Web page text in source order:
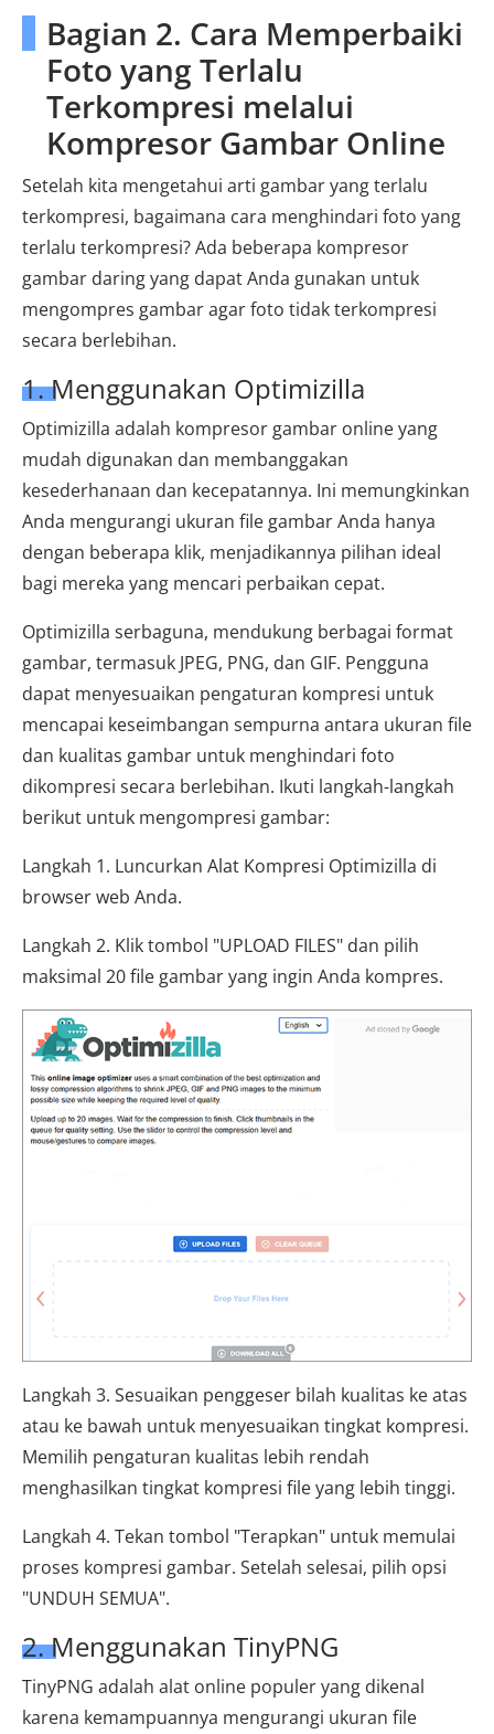
Bagian 2. Cara Memperbaiki
Foto yang Terlalu
Terkompresi melalui
Kompresor Gambar Online
Setelah kita mengetahui arti gambar yang terlalu
terkompresi, bagaimana cara menghindari foto yang
terlalu terkompresi? Ada beberapa kompresor
gambar daring yang dapat Anda gunakan untuk
mengompres gambar agar foto tidak terkompresi
secara berlebihan.
1. Menggunakan Optimizilla
Optimizilla adalah kompresor gambar online yang
mudah digunakan dan membanggakan
kesederhanaan dan kecepatannya. Ini memungkinkan
Anda mengurangi ukuran file gambar Anda hanya
dengan beberapa klik, menjadikannya pilihan ideal
bagi mereka yang mencari perbaikan cepat.
Optimizilla serbaguna, mendukung berbagai format
gambar, termasuk JPEG, PNG, dan GIF. Pengguna
dapat menyesuaikan pengaturan kompresi untuk
mencapai keseimbangan sempurna antara ukuran file
dan kualitas gambar untuk menghindari foto
dikompresi secara berlebihan. Ikuti langkah-langkah
berikut untuk mengompresi gambar:
Langkah 1. Luncurkan Alat Kompresi Optimizilla di
browser web Anda.
Langkah 2. Klik tombol "UPLOAD FILES" dan pilih
maksimal 20 file gambar yang ingin Anda kompres.
Langkah 3. Sesuaikan penggeser bilah kualitas ke atas
atau ke bawah untuk menyesuaikan tingkat kompresi.
Memilih pengaturan kualitas lebih rendah
menghasilkan tingkat kompresi file yang lebih tinggi.
Langkah 4. Tekan tombol "Terapkan" untuk memulai
proses kompresi gambar. Setelah selesai, pilih opsi
"UNDUH SEMUA".
2. Menggunakan TinyPNG
TinyPNG adalah alat online populer yang dikenal
karena kemampuannya mengurangi ukuran file